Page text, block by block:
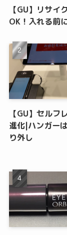
【GU】リサ
OK！入れる前
【GU】セルフ
進化|ハンガー
り外し